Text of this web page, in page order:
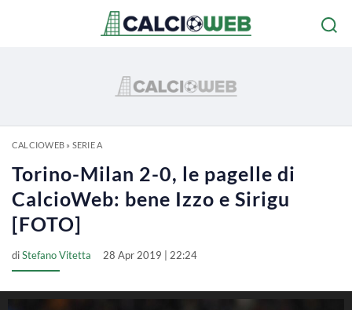
CALCIOWEB» SERIE A
Torino-Milan 2-0, le pagelle di
CalcioWeb: bene Izzo e Sirigu
[FOTO]
diStefano Vitetta 28 Apr 2019 | 22:24